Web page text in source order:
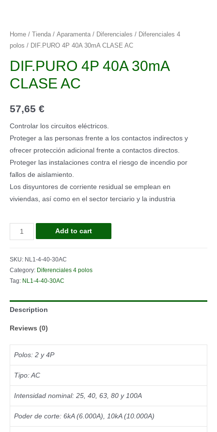
Home / Tienda / Aparamenta / Diferenciales / Diferenciales 4
polos / DIF.PURO 4P 40A 30mA CLASE AC
DIF.PURO 4P 40A 30mA
CLASE AC
57,65 €
Controlar los circuitos eléctricos.
Proteger a las personas frente a los contactos indirectos y
ofrecer protección adicional frente a contactos directos.
Proteger las instalaciones contra el riesgo de incendio por
fallos de aislamiento.
Los disyuntores de corriente residual se emplean en
viviendas, así como en el sector terciario y la industria
DIF.PURO
4P
CLASE
quantity
Add to cart
SKU: NL1-4-40-30AC
Category: Diferenciales 4 polos
Tag: NL1-4-40-30AC
Description
Reviews (0)
Polos: 2 y 4P
Tipo: AC
Intensidad nominal: 25, 40, 63, 80 y 100A
Poder de corte: 6kA (6.000A), 10kA (10.000A)